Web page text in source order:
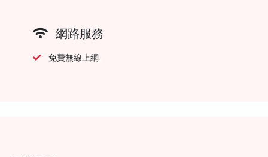
網路服務
免費無線上網